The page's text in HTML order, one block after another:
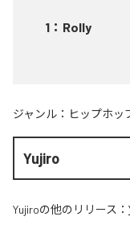
1 ： Rolly
ジャンル： ヒップホッ
Yujiro
Yujiroの他のリリース：